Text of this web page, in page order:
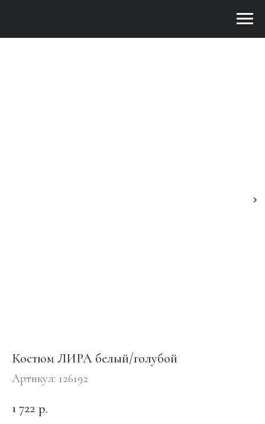
Костюм ЛИРА белый/голубой
Артикул: 126192
1 722 р.